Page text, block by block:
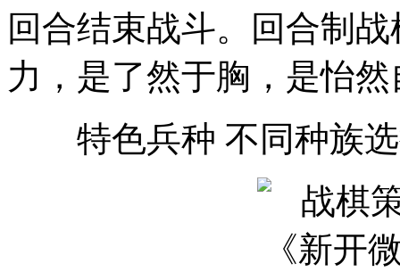
回合结束战斗。回合制
力，是了然于胸，是怡
特色兵种 不同种族